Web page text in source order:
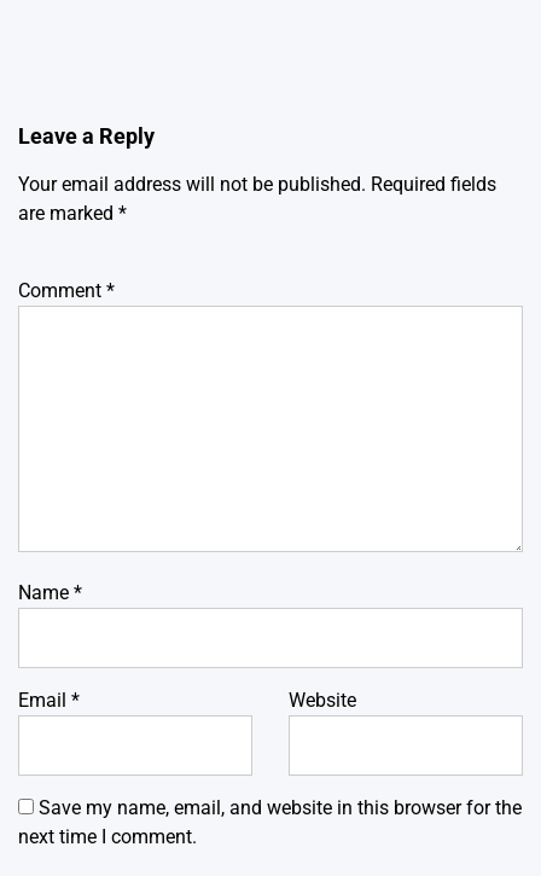
Leave a Reply
Your email address will not be published. Required fields
are marked *
Comment *
Name *
Email * Website
Save my name, email, and website in this browser for the
next time I comment.